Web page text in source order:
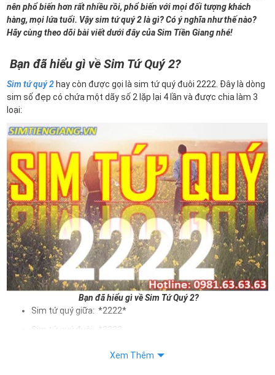
nên phổ biến hơn rất nhiều rồi, phổ biến với mọi đối tượng khách
hàng, mọi lứa tuổi. Vậy sim tứ quý 2 là gì? Có ý nghĩa như thế nào?
Hãy cùng theo dõi bài viết dưới đây của Sim Tiền Giang nhé!
Bạn đã hiểu gì về Sim Tứ Quý 2?
Sim tứ quý 2 hay còn được gọi là sim tứ quý đuôi 2222. Đây là dòng
sim số đẹp có chứa một dãy số 2 lặp lại 4 lần và được chia làm 3
loại:
Bạn đã hiểu gì về Sim Tứ Quý 2?
Sim tứ quý giữa: *2222*
Sim tứ quý đuôi: *2222
Xem Thêm